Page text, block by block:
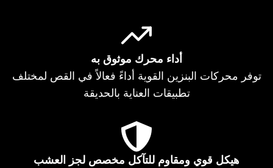
أداء محرك موثوق به
توفر محركات البنزين القوية أداءً فعالاً في القص لمختلف
تطبيقات العناية بالحديقة
هيكل قوي ومقاوم للتآكل مخصص لجز العشب